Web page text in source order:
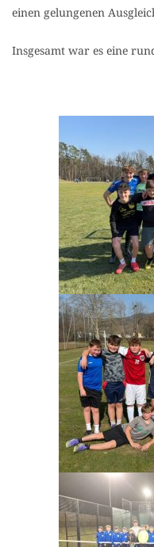
einen gelungenen
Insgesamt war es eine